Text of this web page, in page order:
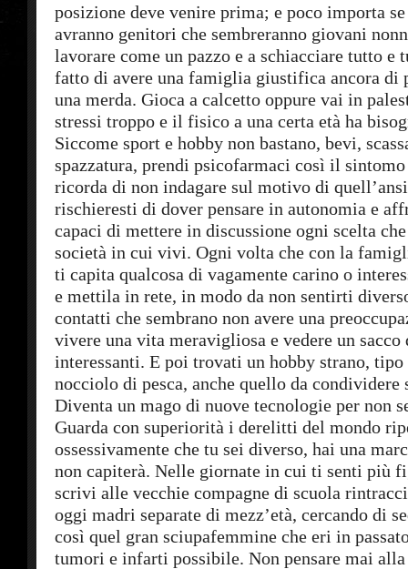
posizione deve venire prima; e poco importa
avranno genitori che sembreranno giovani
lavorare come un pazzo e a schiacciare tutto e
fatto di avere una famiglia giustifica ancora di
una merda. Gioca a calcetto oppure vai in
stressi troppo e il fisico a una certa età ha
Siccome sport e hobby non bastano, bevi,
spazzatura, prendi psicofarmaci così il sintomo
ricorda di non indagare sul motivo di
rischieresti di dover pensare in autonomia e
capaci di mettere in discussione ogni scelta
società in cui vivi. Ogni volta che con la
ti capita qualcosa di vagamente carino o
e mettila in rete, in modo da non sentirti
contatti che sembrano non avere una
vivere una vita meravigliosa e vedere un sacco
interessanti. E poi trovati un hobby strano, tipo
nocciolo di pesca, anche quello da condividere
Diventa un mago di nuove tecnologie per non
Guarda con superiorità i derelitti del mondo
ossessivamente che tu sei diverso, hai una
non capiterà. Nelle giornate in cui ti senti più
scrivi alle vecchie compagne di scuola
oggi madri separate di mezz’età, cercando di
così quel gran sciupafemmine che eri in
tumori e infarti possibile. Non pensare mai alla